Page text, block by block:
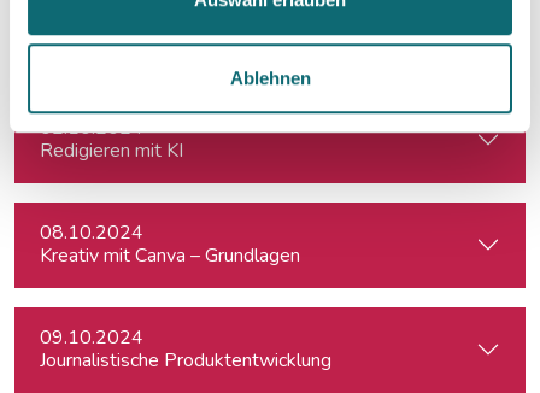
Ablehnen
Professionell moderieren
02.10.2024
Redigieren mit KI
08.10.2024
Kreativ mit Canva – Grundlagen
09.10.2024
Journalistische Produktentwicklung